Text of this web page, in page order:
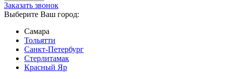
Заказать звонок
Выберите Ваш город:
Самара
Тольятти
Санкт-Петербург
Стерлитамак
Красный Яр